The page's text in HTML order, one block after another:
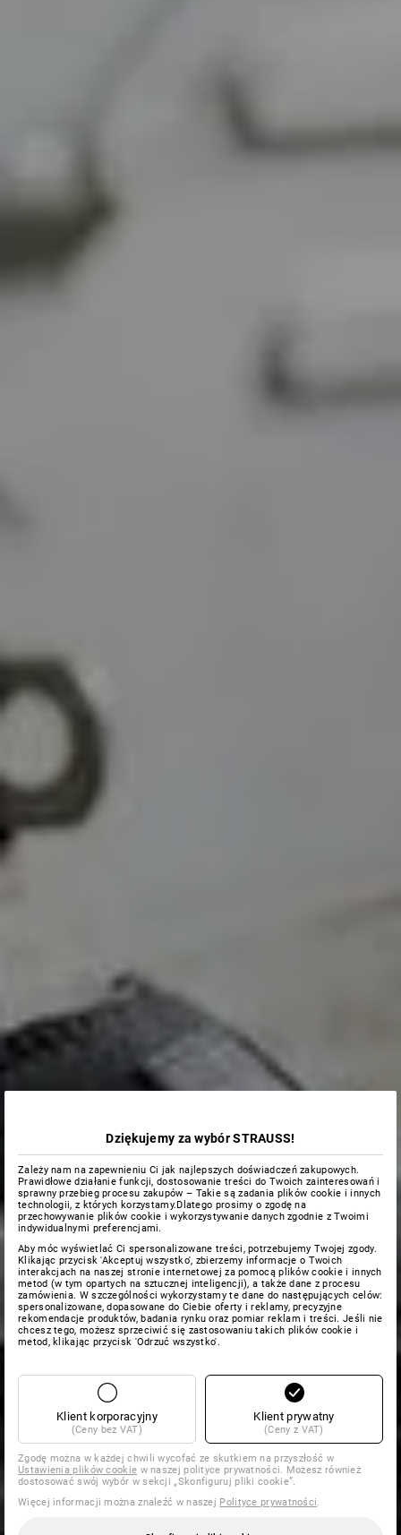
Dziękujemy za wybór STRAUSS!
Zależy nam na zapewnieniu Ci jak najlepszych doświadczeń zakupowych.
Prawidłowe działanie funkcji, dostosowanie treści do Twoich zainteresowań i
sprawny przebieg procesu zakupów – Takie są zadania plików cookie i innych
technologii, z których korzystamy.Dlatego prosimy o zgodę na
przechowywanie plików cookie i wykorzystywanie danych zgodnie z Twoimi
indywidualnymi preferencjami.
Aby móc wyświetlać Ci spersonalizowane treści, potrzebujemy Twojej zgody.
Klikając przycisk 'Akceptuj wszystko', zbierzemy informacje o Twoich
interakcjach na naszej stronie internetowej za pomocą plików cookie i innych
metod (w tym opartych na sztucznej inteligencji), a także dane z procesu
zamówienia. W szczególności wykorzystamy te dane do następujących celów:
spersonalizowane, dopasowane do Ciebie oferty i reklamy, precyzyjne
rekomendacje produktów, badania rynku oraz pomiar reklam i treści. Jeśli nie
chcesz tego, możesz sprzeciwić się zastosowaniu takich plików cookie i
metod, klikając przycisk 'Odrzuć wszystko'.
Klient korporacyjny
(Ceny bez VAT)
Klient prywatny
(Ceny z VAT)
Zgodę można w każdej chwili wycofać ze skutkiem na przyszłość w
Ustawienia plików cookie w naszej polityce prywatności. Możesz również
dostosować swój wybór w sekcji „Skonfiguruj pliki cookie”.
Więcej informacji można znaleźć w naszej Polityce prywatności